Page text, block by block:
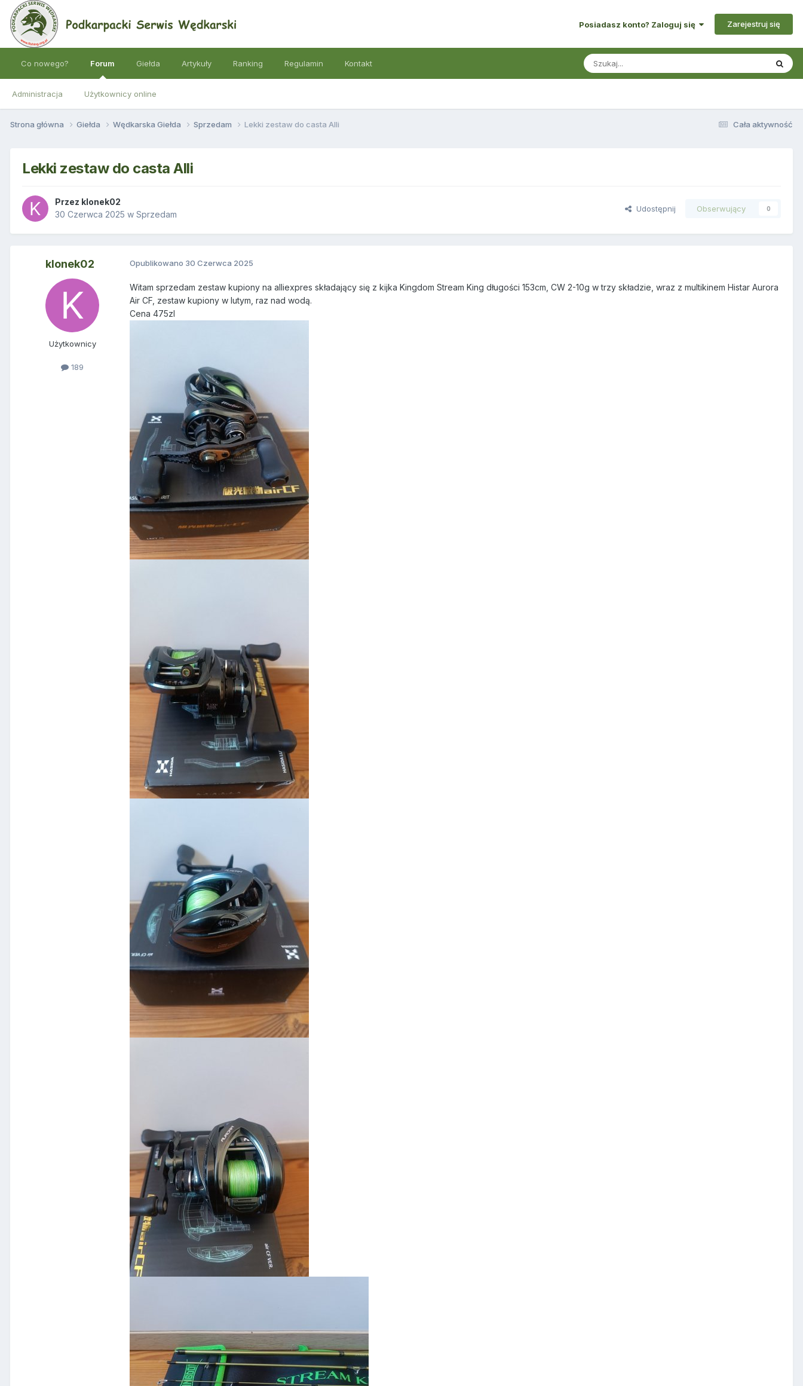
Posiadasz konto? Zaloguj się Zarejestruj się
Co nowego? Forum
Administracja Użytkownicy online
Giełda Artykuły Ranking Regulamin Kontakt
Cała aktywność
Strona główna Giełda Wędkarska Giełda Sprzedam Lekki zestaw do casta Alli
Lekki zestaw do casta Alli
Przez klonek02
30 Czerwca 2025 w Sprzedam
Udostępnij Obserwujący 0
klonek02
Użytkownicy
189
Opublikowano 30 Czerwca 2025
Witam sprzedam zestaw kupiony na alliexpres składający się z kijka Kingdom Stream King długości 153cm, CW 2-10g w trzy składzie, wraz z multikinem Histar Aurora
Air CF, zestaw kupiony w lutym, raz nad wodą.
Cena 475zl